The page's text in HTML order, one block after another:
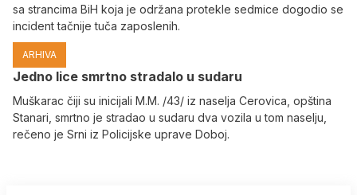
sa strancima BiH koja je održana protekle sedmice dogodio se
incident tačnije tuča zaposlenih.
ARHIVA
Јedno lice smrtno stradalo u sudaru
Muškarac čiji su inicijali M.M. /43/ iz naselja Cerovica, opština
Stanari, smrtno je stradao u sudaru dva vozila u tom naselju,
rečeno je Srni iz Policijske uprave Doboj.